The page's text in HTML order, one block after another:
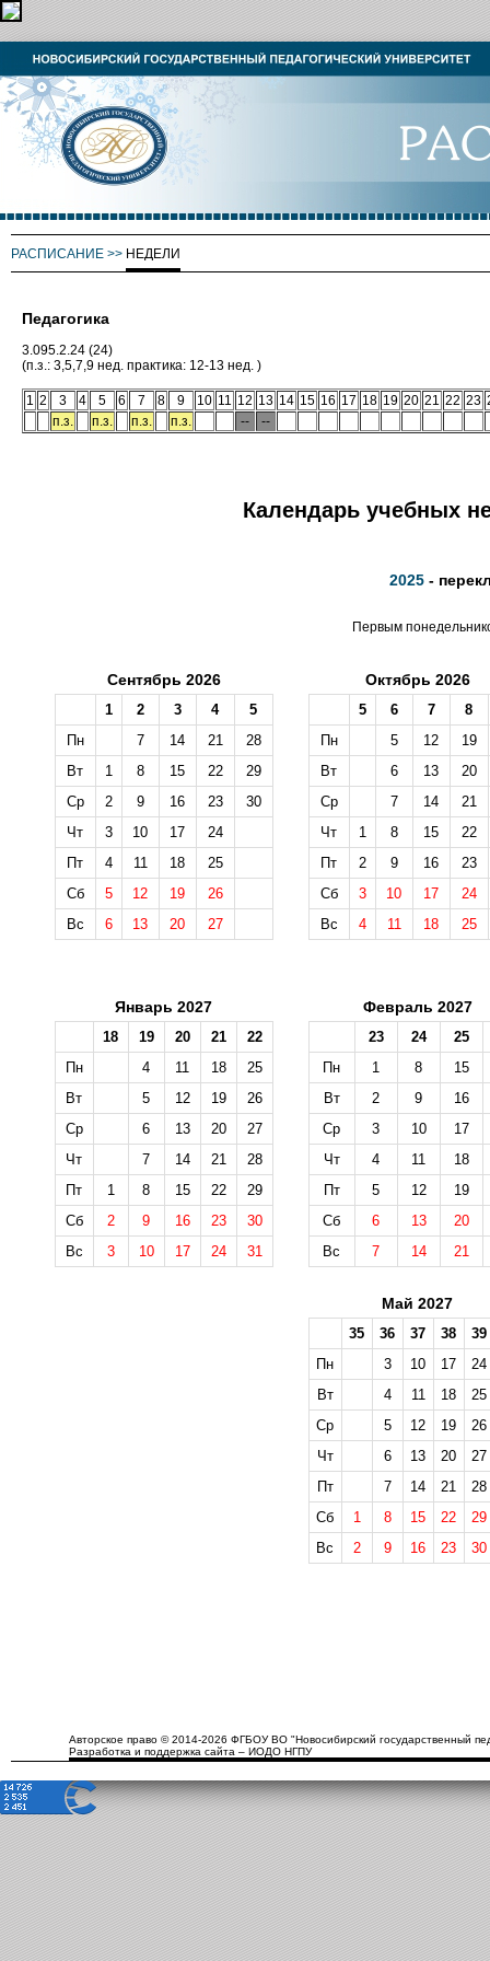
РАСПИСАНИЕ >> НЕДЕЛИ
Педагогика
3.095.2.24 (24)
(п.з.: 3,5,7,9 нед. практика: 12-13 нед. )
1 2 3 4 5 6 7 8 9 10 11 12 13 14 15 16 17 18 19 20 21 22 23
п.з.
п.з. п.з. п.з. -- --
Календарь учебных
2025 -
Первым
Сентябрь 2026
1 2 3 4
5
Пн
7 14 21
28
Вт
1 8 15 22
29
Ср
2 9 16 23
30
Чт
3 10 17
24
Пт
4 11 18
25
Сб
5 12 19
26
Вс
6 13 20 27
Октябрь 2026
5 6 7
8
Пн
5 12
19
Вт
6 13
20
Ср
7 14
21
Чт
1 8 15
22
Пт
2 9 16
23
Сб
3 10 17
24
Вс
4 11 18 25
Январь 2027
18 19 20 21
22
Пн
4 11 18
25
Вт
5 12 19
26
Ср
6 13 20
27
Чт
7 14 21
28
Пт
1 8 15 22
29
Сб
2 9 16 23
30
Вс
3 10 17 24 31
Февраль 2027
23 24
25
Пн
1 8
15
Вт
2 9
16
Ср
3 10
17
Чт
4 11
18
Пт
5 12
19
Сб
6 13
20
Вс
7 14 21
Май 2027
35 36 37 38
39
Пн
3 10 17
24
Вт
4 11 18
25
Ср
5 12 19
26
Чт
6 13 20
27
Пт
7 14 21
28
Сб
1 8 15 22
29
Вс
2 9 16 23 30
Авторское право © 2014-2026 ФГБОУ ВО "Новосибирский государственный
Разработка и поддержка сайта – ИОДО НГПУ